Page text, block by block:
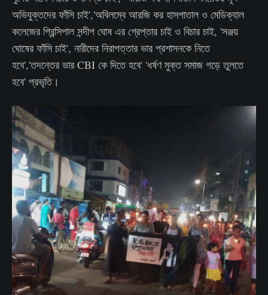
অভিযুক্তদের ফাঁসি চাই','অবিলম্বে আরজি কর হাসপাতাল ও মেডিক্যাল
কলেজের প্রিন্সিপাল সন্দীপ ঘোষ এর গ্রেপ্তার চাই ও বিচার চাই, 'সঞ্জয়
ঘোষের ফাঁসি চাই', নারীদের নিরাপত্তার ভার প্রশাসনকে নিতে
হবে','তদন্তের ভার CBI কে দিতে হবে' 'ধর্ষণ মুক্ত সমাজ গড়ে তুলতে
হবে' প্রভৃতি।